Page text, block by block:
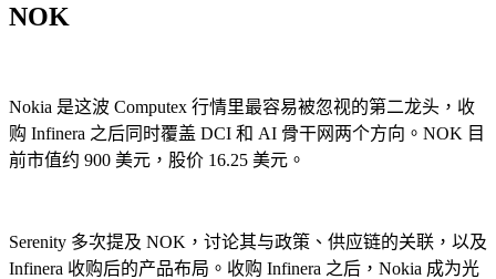
NOK
Nokia 是这波 Computex 行情里最容易被忽视的第二龙头，收
购 Infinera 之后同时覆盖 DCI 和 AI 骨干网两个方向。NOK 目
前市值约 900 美元，股价 16.25 美元。
Serenity 多次提及 NOK，讨论其与政策、供应链的关联，以及
Infinera 收购后的产品布局。收购 Infinera 之后，Nokia 成为光